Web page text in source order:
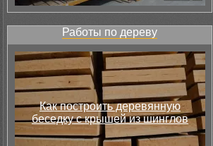
Работы по дереву
Как построить деревянную
беседку с крышей из шинглов